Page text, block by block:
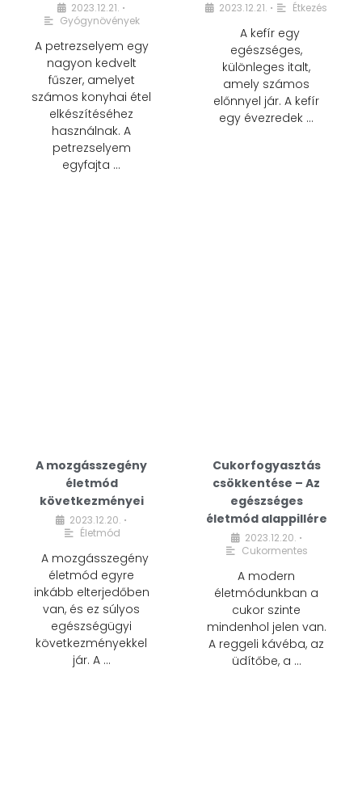
2023.12.21. •
Gyógynövények
A petrezselyem egy
nagyon kedvelt
fűszer, amelyet
számos konyhai étel
elkészítéséhez
használnak. A
petrezselyem
egyfajta …
2023.12.21. • Étkezés
A kefír egy
egészséges,
különleges italt,
amely számos
előnnyel jár. A kefír
egy évezredek …
A mozgásszegény
életmód
következményei
2023.12.20. •
Életmód
A mozgásszegény
életmód egyre
inkább elterjedőben
van, és ez súlyos
egészségügyi
következményekkel
jár. A …
Cukorfogyasztás
csökkentése – Az
egészséges
életmód alappillére
2023.12.20. •
Cukormentes
A modern
életmódunkban a
cukor szinte
mindenhol jelen van.
A reggeli kávéba, az
üdítőbe, a …